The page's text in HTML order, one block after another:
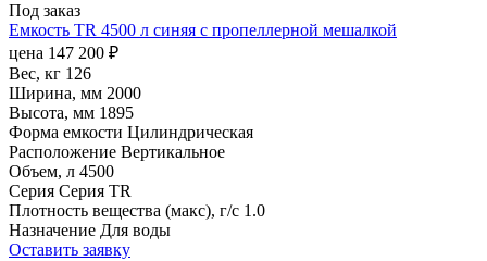
Под заказ
Емкость TR 4500 л синяя с пропеллерной мешалкой
цена 147 200 ₽
Вес, кг 126
Ширина, мм 2000
Высота, мм 1895
Форма емкости Цилиндрическая
Расположение Вертикальное
Объем, л 4500
Серия Серия TR
Плотность вещества (макс), г/с 1.0
Назначение Для воды
Оставить заявку